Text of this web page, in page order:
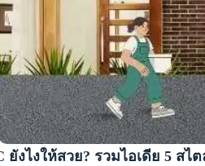
ยังไงให้สวย? รวมไอเดีย 5 ส